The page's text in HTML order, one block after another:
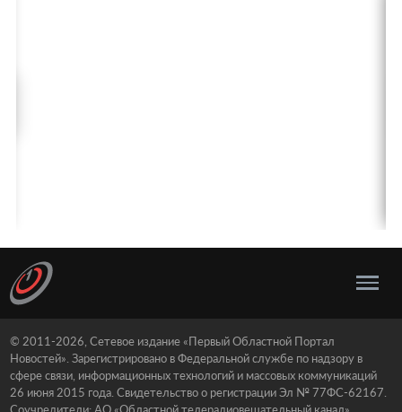
© 2011-2026, Сетевое издание «Первый Областной Портал
Новостей». Зарегистрировано в Федеральной службе по надзору в
сфере связи, информационных технологий и массовых коммуникаций
26 июня 2015 года. Свидетельство о регистрации Эл № 77ФС-62167.
Соучредители: АО «Областной телерадиовещательный канал»,